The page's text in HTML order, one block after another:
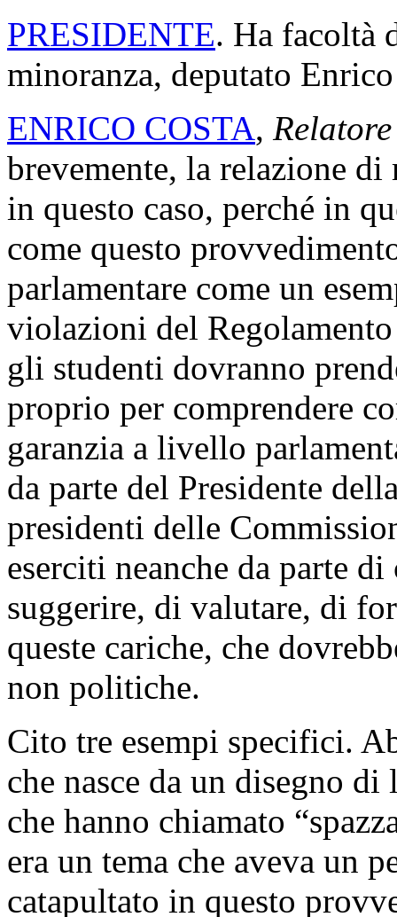
PRESIDENTE. Ha facoltà
minoranza, deputato
ENRICO COSTA,
brevemente, la relazione
in questo caso, perché in
come questo
parlamentare come un
violazioni del
gli studenti dovranno
proprio per comprendere
garanzia a livello
da parte del Presidente
presidenti delle
eserciti neanche da parte
suggerire, di valutare, di
queste cariche, che
non politiche.
Cito tre esempi specifici.
che nasce da un disegno
che hanno chiamato
era un tema che aveva un
catapultato in questo